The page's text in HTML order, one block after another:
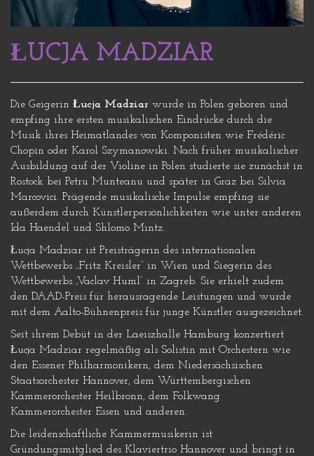
ŁUCJA MADZIAR
Die Geigerin Łucja Madziar wurde in Polen geboren und
empfing ihre ersten musikalischen Eindrücke durch die
Musik ihres Heimatlandes von Komponisten wie Frédéric
Chopin oder Karol Szymanowski. Nach früher musikalischer
Ausbildung auf der Violine in Polen studierte sie zunächst in
Rostock bei Petru Munteanu und später in Graz bei Silvia
Marcovici. Prägende musikalische Impulse empfing sie
außerdem durch Künstlerpersönlichkeiten wie unter anderen
Ida Haendel und Shlomo Mintz.
Łucja Madziar ist Preisträgerin des internationalen
Wettbewerbs „Fritz Kreisler“ in Wien und Siegerin des
Wettbewerbs „Vaclav Huml“ in Zagreb. Sie erhielt zudem
den DAAD-Preis für herausragende Leistungen und wurde
mit dem Aalto-Bühnenpreis für junge Künstler ausgezeichnet.
Seit ihrem Debüt in der Laeiszhalle Hamburg konzertiert
Łucja Madziar regelmäßig als Solistin mit Orchestern wie
den Essener Philharmonikern, dem Niedersächsischen
Staatsorchester Hannover, dem Württembergischen
Kammerorchester Heilbronn, dem Folkwang
Kammerorchester Essen und anderen.
Die leidenschaftliche Kammermusikerin ist
Gründungsmitglied des Klaviertrio Hannover und bringt in